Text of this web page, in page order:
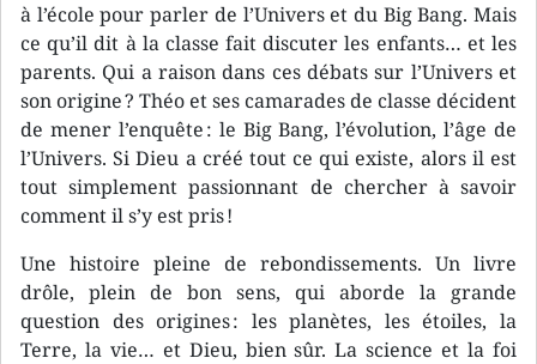
à l’école pour parler de l’Univers et du Big Bang. Mais
ce qu’il dit à la classe fait discuter les enfants… et les
parents. Qui a raison dans ces débats sur l’Univers et
son origine ? Théo et ses camarades de classe décident
de mener l’enquête : le Big Bang, l’évolution, l’âge de
l’Univers. Si Dieu a créé tout ce qui existe, alors il est
tout simplement passionnant de chercher à savoir
comment il s’y est pris !
Une histoire pleine de rebondissements. Un livre
drôle, plein de bon sens, qui aborde la grande
question des origines : les planètes, les étoiles, la
Terre, la vie… et Dieu, bien sûr. La science et la foi